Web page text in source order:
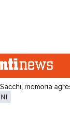
memoria